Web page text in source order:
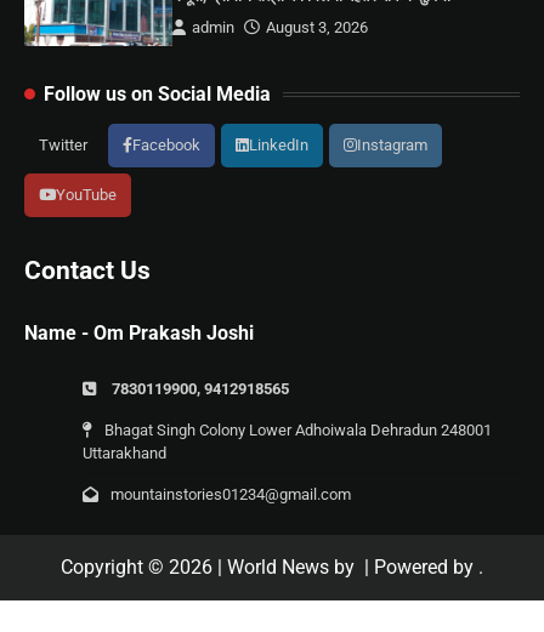
admin
August 3, 2026
Follow us on Social Media
Twitter Facebook LinkedIn Instagram
YouTube
Contact Us
Name - Om Prakash Joshi
7830119900, 9412918565
Bhagat Singh Colony Lower Adhoiwala Dehradun 248001
Uttarakhand
mountainstories01234@gmail.com
Copyright © 2026 | World News by | Powered by .